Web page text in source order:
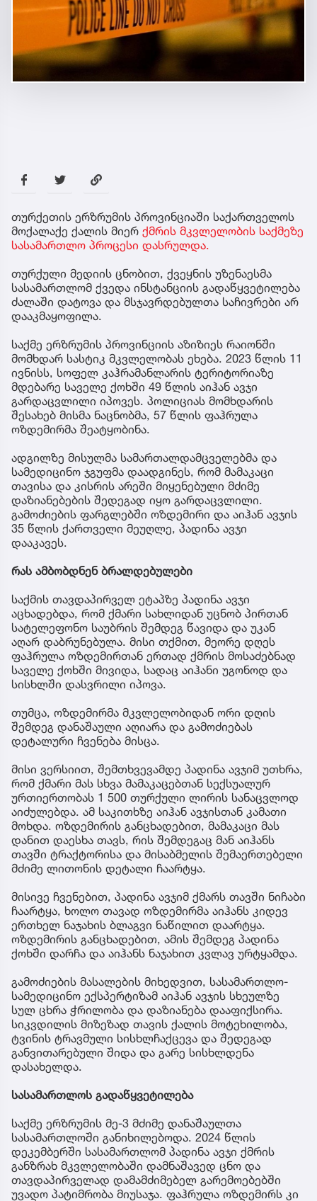
თურქეთის ერზრუმის პროვინციაში საქართველოს
მოქალაქე ქალის მიერ ქმრის მკვლელობის საქმეზე
სასამართლო პროცესი დასრულდა.
თურქული მედიის ცნობით, ქვეყნის უზენაესმა
სასამართლომ ქვედა ინსტანციის გადაწყვეტილება
ძალაში დატოვა და მსჯავრდებულთა საჩივრები არ
დააკმაყოფილა.
საქმე ერზრუმის პროვინციის აზიზიეს რაიონში
მომხდარ სასტიკ მკვლელობას ეხება. 2023 წლის 11
ივნისს, სოფელ კაჰრამანლარის ტერიტორიაზე
მდებარე საველე ქოხში 49 წლის აიჰან ავჯი
გარდაცვლილი იპოვეს. პოლიციას მომხდარის
შესახებ მისმა ნაცნობმა, 57 წლის ფაჰრულა
ოზდემირმა შეატყობინა.
ადგილზე მისულმა სამართალდამცველებმა და
სამედიცინო ჯგუფმა დაადგინეს, რომ მამაკაცი
თავისა და კისრის არეში მიყენებული მძიმე
დაზიანებების შედეგად იყო გარდაცვლილი.
გამოძიების ფარგლებში ოზდემირი და აიჰან ავჯის
35 წლის ქართველი მეუღლე, პადინა ავჯი
დააკავეს.
რას ამბობდნენ ბრალდებულები
საქმის თავდაპირველ ეტაპზე პადინა ავჯი
აცხადებდა, რომ ქმარი სახლიდან უცნობ პირთან
სატელეფონო საუბრის შემდეგ წავიდა და უკან
აღარ დაბრუნებულა. მისი თქმით, მეორე დღეს
ფაჰრულა ოზდემირთან ერთად ქმრის მოსაძებნად
საველე ქოხში მივიდა, სადაც აიჰანი უგონოდ და
სისხლში დასვრილი იპოვა.
თუმცა, ოზდემირმა მკვლელობიდან ორი დღის
შემდეგ დანაშაული აღიარა და გამოძიებას
დეტალური ჩვენება მისცა.
მისი ვერსიით, შემთხვევამდე პადინა ავჯიმ უთხრა,
რომ ქმარი მას სხვა მამაკაცებთან სექსუალურ
ურთიერთობას 1 500 თურქული ლირის სანაცვლოდ
აიძულებდა. ამ საკითხზე აიჰან ავჯისთან კამათი
მოხდა. ოზდემირის განცხადებით, მამაკაცი მას
დანით დაესხა თავს, რის შემდეგაც მან აიჰანს
თავში ტრაქტორისა და მისაბმელის შემაერთებელი
მძიმე ლითონის დეტალი ჩაარტყა.
მისივე ჩვენებით, პადინა ავჯიმ ქმარს თავში ნიჩაბი
ჩაარტყა, ხოლო თავად ოზდემირმა აიჰანს კიდევ
ერთხელ ნაჯახის ბლაგვი ნაწილით დაარტყა.
ოზდემირის განცხადებით, ამის შემდეგ პადინა
ქოხში დარჩა და აიჰანს ნაჯახით კვლავ ურტყამდა.
გამოძიების მასალების მიხედვით, სასამართლო-
სამედიცინო ექსპერტიზამ აიჰან ავჯის სხეულზე
სულ ცხრა ჭრილობა და დაზიანება დააფიქსირა.
სიკვდილის მიზეზად თავის ქალის მოტეხილობა,
ტვინის ტრავმული სისხლჩაქცევა და შედეგად
განვითარებული შიდა და გარე სისხლდენა
დასახელდა.
სასამართლოს გადაწყვეტილება
საქმე ერზრუმის მე-3 მძიმე დანაშაულთა
სასამართლოში განიხილებოდა. 2024 წლის
დეკემბერში სასამართლომ პადინა ავჯი ქმრის
განზრახ მკვლელობაში დამნაშავედ ცნო და
თავდაპირველად დამამძიმებელ გარემოებებში
უვადო პატიმრობა მიუსაჯა. ფაჰრულა ოზდემირს კი